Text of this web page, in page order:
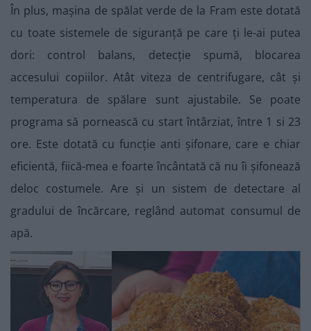
În plus, mașina de spălat verde de la Fram este dotată
cu toate sistemele de siguranță pe care ți le-ai putea
dori: control balans, detecție spumă, blocarea
accesului copiilor. Atât viteza de centrifugare, cât și
temperatura de spălare sunt ajustabile. Se poate
programa să pornească cu start întârziat, între 1 si 23
ore. Este dotată cu funcție anti șifonare, care e chiar
eficientă, fiică-mea e foarte încântată că nu îi șifonează
deloc costumele. Are și un sistem de detectare al
gradului de încărcare, reglând automat consumul de
apă.